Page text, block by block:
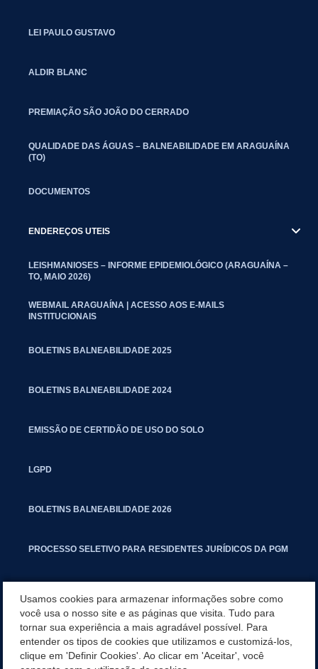
LEI PAULO GUSTAVO
ALDIR BLANC
PREMIAÇÃO SÃO JOÃO DO CERRADO
QUALIDADE DAS ÁGUAS – BALNEABILIDADE EM ARAGUAÍNA
(TO)
DOCUMENTOS
ENDEREÇOS UTEIS
LEISHMANIOSES – INFORME EPIDEMIOLÓGICO (ARAGUAÍNA –
TO, MAIO 2026)
WEBMAIL ARAGUAÍNA | ACESSO AOS E-MAILS
INSTITUCIONAIS
BOLETINS BALNEABILIDADE 2025
BOLETINS BALNEABILIDADE 2024
EMISSÃO DE CERTIDÃO DE USO DO SOLO
LGPD
BOLETINS BALNEABILIDADE 2026
PROCESSO SELETIVO PARA RESIDENTES JURÍDICOS DA PGM
MANUAL DE PROCEDIMENTOS IMOBILIÁRIOS SEINFRA
Usamos cookies para armazenar informações sobre como
você usa o nosso site e as páginas que visita. Tudo para
tornar sua experiência a mais agradável possível. Para
entender os tipos de cookies que utilizamos e customizá-los,
clique em 'Definir Cookies'. Ao clicar em 'Aceitar', você